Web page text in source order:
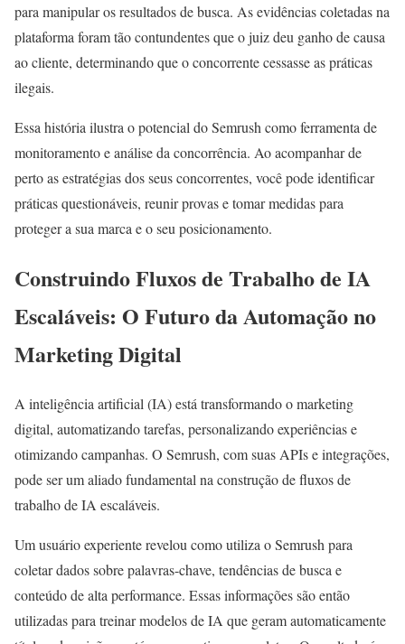
para manipular os resultados de busca. As evidências coletadas na
plataforma foram tão contundentes que o juiz deu ganho de causa
ao cliente, determinando que o concorrente cessasse as práticas
ilegais.
Essa história ilustra o potencial do Semrush como ferramenta de
monitoramento e análise da concorrência. Ao acompanhar de
perto as estratégias dos seus concorrentes, você pode identificar
práticas questionáveis, reunir provas e tomar medidas para
proteger a sua marca e o seu posicionamento.
Construindo Fluxos de Trabalho de IA
Escaláveis: O Futuro da Automação no
Marketing Digital
A inteligência artificial (IA) está transformando o marketing
digital, automatizando tarefas, personalizando experiências e
otimizando campanhas. O Semrush, com suas APIs e integrações,
pode ser um aliado fundamental na construção de fluxos de
trabalho de IA escaláveis.
Um usuário experiente revelou como utiliza o Semrush para
coletar dados sobre palavras-chave, tendências de busca e
conteúdo de alta performance. Essas informações são então
utilizadas para treinar modelos de IA que geram automaticamente